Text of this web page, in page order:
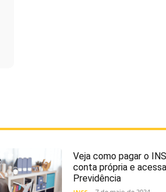
Veja como pagar o
conta própria e
Previdência